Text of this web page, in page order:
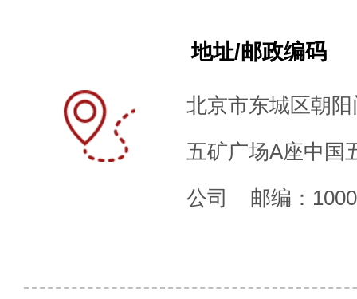
地址/邮政编码
北京市东城区朝
五矿广场A座中国
公司 邮编：